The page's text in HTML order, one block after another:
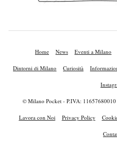
Home News Eventi a Milano
Dintorni di Milano Curiosità
© Milano Pocket - P.IVA: 11657680010
Lavora con Noi Privacy Policy